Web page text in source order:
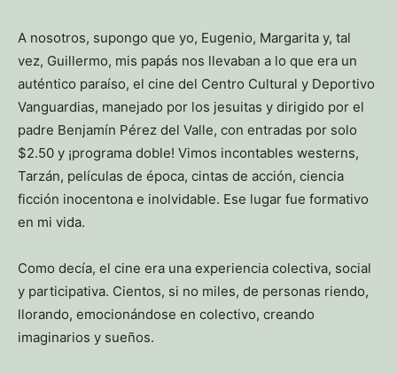
A nosotros, supongo que yo, Eugenio, Margarita y, tal
vez, Guillermo, mis papás nos llevaban a lo que era un
auténtico paraíso, el cine del Centro Cultural y Deportivo
Vanguardias, manejado por los jesuitas y dirigido por el
padre Benjamín Pérez del Valle, con entradas por solo
$2.50 y ¡programa doble! Vimos incontables westerns,
Tarzán, películas de época, cintas de acción, ciencia
ficción inocentona e inolvidable. Ese lugar fue formativo
en mi vida.
Como decía, el cine era una experiencia colectiva, social
y participativa. Cientos, si no miles, de personas riendo,
llorando, emocionándose en colectivo, creando
imaginarios y sueños.